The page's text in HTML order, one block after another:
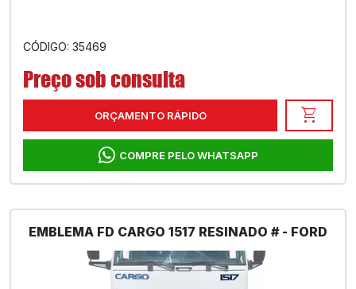
CÓDIGO: 35469
Preço sob consulta
ORÇAMENTO RÁPIDO shopping_cart
COMPRE PELO WHATSAPP
EMBLEMA FD CARGO 1517 RESINADO # - FORD